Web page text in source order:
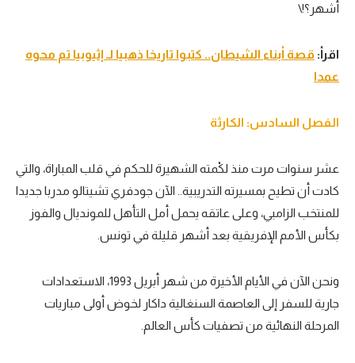
أشهر؟!\
اقرأ: قصة أبناء الشيطان.. كتبوا تاريخا ذهبيا لـ إثيوبيا تم محوه
عمدا
الفصل السادس: الكارثة
عشر سنوات مرت منذ لكْمته الشهيرة للحكم في قلب المباراة، والتي
كادت أن تطيح بمسيرته التدريبية.. الآن جودفري تشيتالو مدربا جديدا
للمنتخب الزامبي، وعلى عاتقه يحمل أمل التأهل للمونديال والفوز
بكأس الأمم الإفريقية بعد أشهر قليلة في تونس.
ونحن الآن في الأيام الأخيرة من شهر أبريل 1993، الاستعدادات
جارية للسفر إلى العاصمة السنغالية داكار لخوض أولى مباريات
المرحلة النهائية من تصفيات كأس العالم.